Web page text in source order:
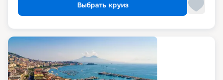
Выбрать круиз